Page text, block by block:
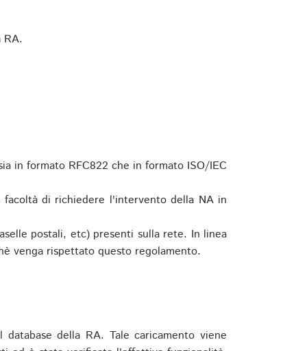
in formato RFC822 che in formato ISO/IEC
di richiedere l'intervento della NA in
postali, etc) presenti sulla rete. In linea
venga rispettato questo regolamento.
della RA. Tale caricamento viene